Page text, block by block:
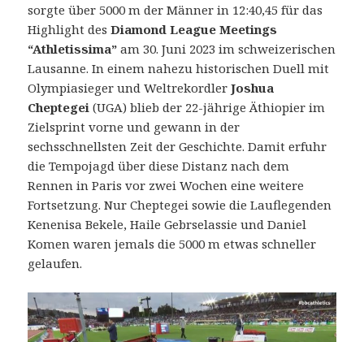
sorgte über 5000 m der Männer in 12:40,45 für das
Highlight desDiamond League Meetings
“Athletissima” am 30. Juni 2023 im schweizerischen
Lausanne. In einem nahezu historischen Duell mit
Olympiasieger und WeltrekordlerJoshua
Cheptegei (UGA) blieb der 22-jährige Äthiopier im
Zielsprint vorne und gewann in der
sechsschnellsten Zeit der Geschichte. Damit erfuhr
die Tempojagd über diese Distanz nach dem
Rennen in Paris vor zwei Wochen eine weitere
Fortsetzung. Nur Cheptegei sowie die Lauflegenden
Kenenisa Bekele, Haile Gebrselassie und Daniel
Komen waren jemals die 5000 m etwas schneller
gelaufen.